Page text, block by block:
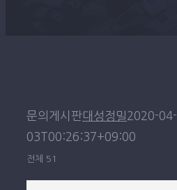
문의게시판대성정밀2020-04-
03T00:26:37+09:00
전체 51